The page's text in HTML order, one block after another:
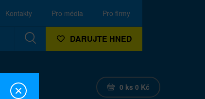
Kontakty Pro média Pro firmy
DARUJTE HNED
0 ks 0 Kč